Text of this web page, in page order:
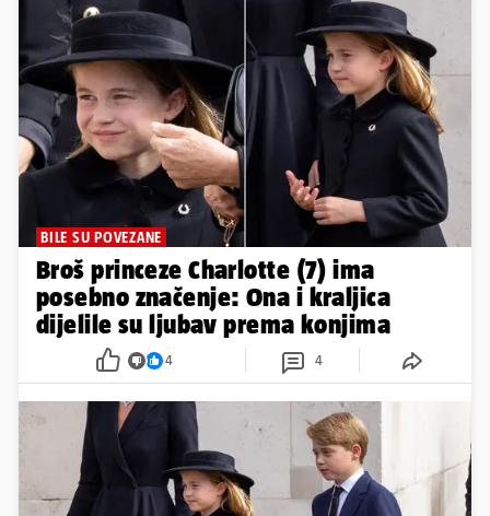
BILE SU POVEZANE
Broš princeze Charlotte (7) ima
posebno značenje: Ona i kraljica
dijelile su ljubav prema konjima
4 4